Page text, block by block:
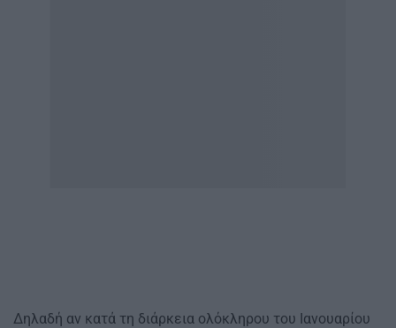
Δηλαδή αν κατά τη διάρκεια ολόκληρου του Ιανουαρίου